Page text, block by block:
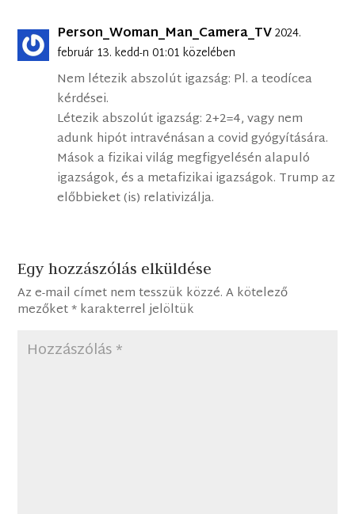
Person_Woman_Man_Camera_TV2024.
február 13. kedd-n 01:01 közelében
Nem létezik abszolút igazság: Pl. a teodícea
kérdései.
Létezik abszolút igazság: 2+2=4, vagy nem
adunk hipót intravénásan a covid gyógyítására.
Mások a fizikai világ megfigyelésén alapuló
igazságok, és a metafizikai igazságok. Trump az
előbbieket (is) relativizálja.
Egy hozzászólás elküldése
Az e-mail címet nem tesszük közzé. A kötelező
mezőket*karakterrel jelöltük